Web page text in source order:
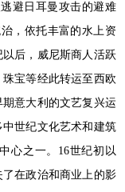
避日耳曼攻击的避难
，依托丰富的水上资
后，威尼斯商人活跃
宝等经此转运至西欧
意大利的文艺复兴运
世纪文化艺术和建筑
心之一。16世纪初以
在政治和商业上的影